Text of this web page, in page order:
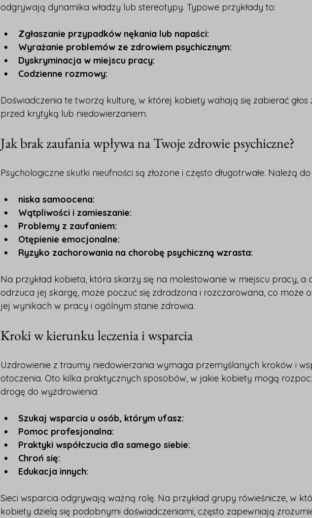
odgrywają dynamika władzy lub stereotypy. Typowe przykłady to:
Zgłaszanie przypadków nękania lub napaści:
Wyrażanie problemów ze zdrowiem psychicznym:
Dyskryminacja w miejscu pracy:
Codzienne rozmowy:
Doświadczenia te tworzą kulturę, w której kobiety wahają się zabierać głos
przed krytyką lub niedowierzaniem.
Jak brak zaufania wpływa na Twoje zdrowie psychiczne?
Psychologiczne skutki nieufności są złożone i często długotrwałe. Należą do
niska samoocena:
Wątpliwości i zamieszanie:
Problemy z zaufaniem:
Otępienie emocjonalne:
Ryzyko zachorowania na chorobę psychiczną wzrasta:
Na przykład kobieta, która skarży się na molestowanie w miejscu pracy, a
odrzuca jej skargę, może poczuć się zdradzona i rozczarowana, co może
jej wynikach w pracy i ogólnym stanie zdrowia.
Kroki w kierunku leczenia i wsparcia
Uzdrowienie z traumy niedowierzania wymaga przemyślanych kroków i
otoczenia. Oto kilka praktycznych sposobów, w jakie kobiety mogą
drogę do wyzdrowienia:
Szukaj wsparcia u osób, którym ufasz:
Pomoc profesjonalna:
Praktyki współczucia dla samego siebie:
Chroń się:
Edukacja innych:
Sieci wsparcia odgrywają ważną rolę. Na przykład grupy rówieśnicze, w
kobiety dzielą się podobnymi doświadczeniami, często zapewniają